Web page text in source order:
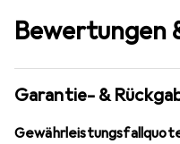
Bewertungen
Garantie- &